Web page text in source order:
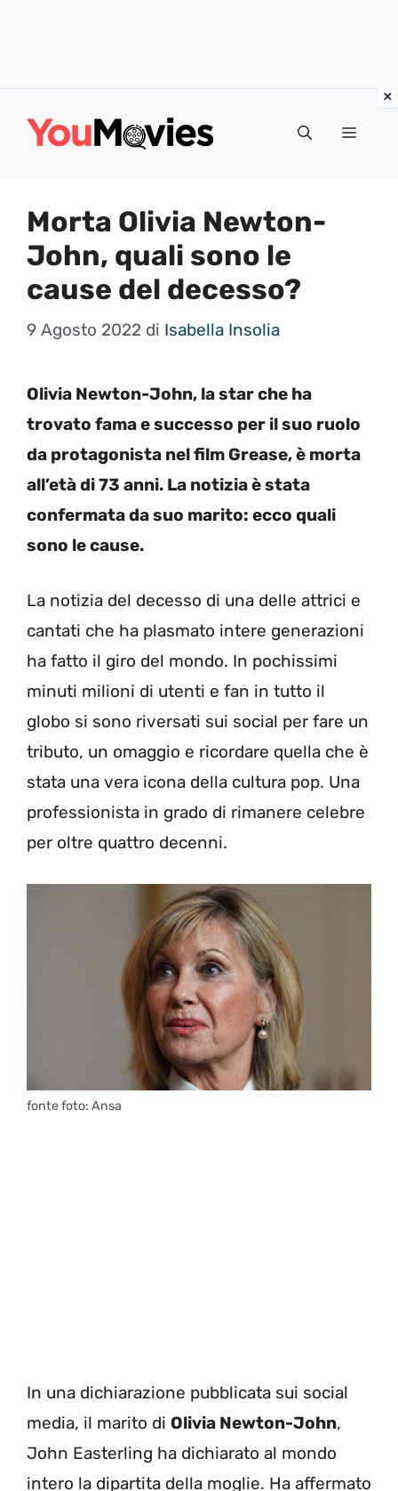
Menu
Morta Olivia Newton-
John, quali sono le
cause del decesso?
9 Agosto 2022 di Isabella Insolia
Olivia Newton-John, la star che ha
trovato fama e successo per il suo ruolo
da protagonista nel film Grease, è morta
all’età di 73 anni. La notizia è stata
confermata da suo marito: ecco quali
sono le cause.
La notizia del decesso di una delle attrici e
cantati che ha plasmato intere generazioni
ha fatto il giro del mondo. In pochissimi
minuti milioni di utenti e fan in tutto il
globo si sono riversati sui social per fare un
tributo, un omaggio e ricordare quella che è
stata una vera icona della cultura pop. Una
professionista in grado di rimanere celebre
per oltre quattro decenni.
fonte foto: Ansa
In una dichiarazione pubblicata sui social
media, il marito di Olivia Newton-John,
John Easterling ha dichiarato al mondo
intero la dipartita della moglie. Ha affermato